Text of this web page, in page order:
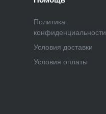
Политика
конфиденциальности
Условия доставки
Условия оплаты